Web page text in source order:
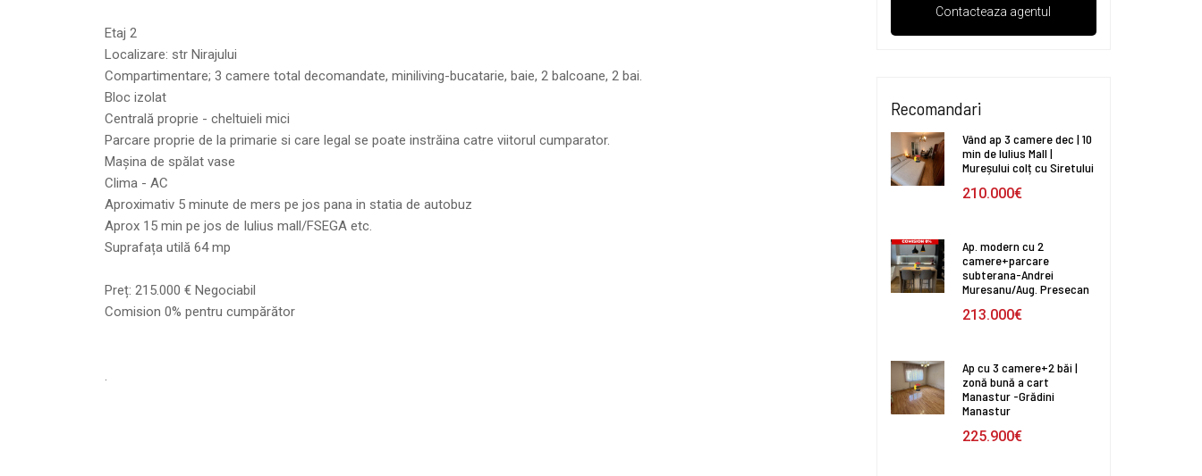
Etaj 2
Localizare: str Nirajului
Compartimentare; 3 camere total decomandate, miniliving-bucatarie, baie, 2 balcoane, 2 bai.
Bloc izolat
Centrală proprie - cheltuieli mici
Parcare proprie de la primarie si care legal se poate instrăina catre viitorul cumparator.
Mașina de spălat vase
Clima - AC
Aproximativ 5 minute de mers pe jos pana in statia de autobuz
Aprox 15 min pe jos de Iulius mall/FSEGA etc.
Suprafața utilă 64 mp
Preț: 215.000 € Negociabil
Comision 0% pentru cumpărător
.
Recomandari
Vând ap 3 camere dec | 10
min de Iulius Mall |
Mureșului colț cu Siretului
210.000€
Ap. modern cu 2
camere+parcare
subterana-Andrei
Muresanu/Aug. Presecan
213.000€
Ap cu 3 camere+2 băi |
zonă bună a cart
Manastur -Grădini
Manastur
225.900€